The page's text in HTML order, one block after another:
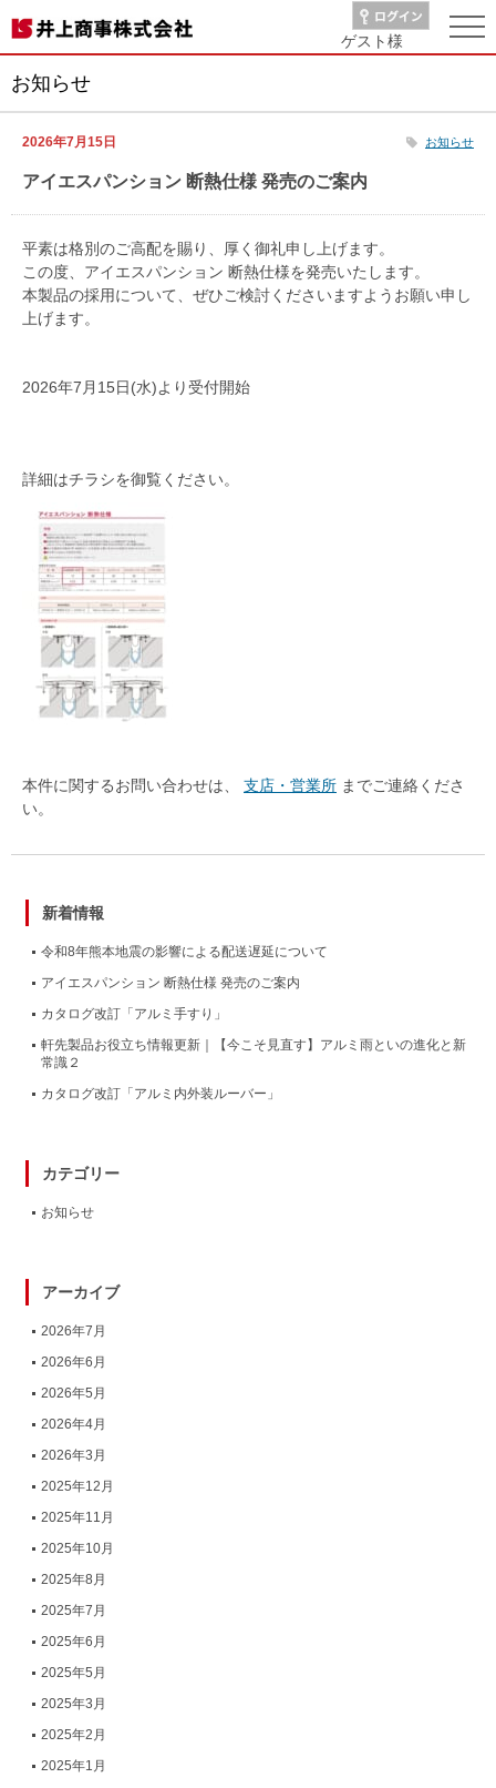
ゲスト様
お知らせ
2026年7月15日 お知らせ
アイエスパンション 断熱仕様 発売のご案内
平素は格別のご高配を賜り、厚く御礼申し上げます。
この度、アイエスパンション 断熱仕様を発売いたします。
本製品の採用について、ぜひご検討くださいますようお願い申し
上げます。
2026年7月15日(水)より受付開始
詳細はチラシを御覧ください。
本件に関するお問い合わせは、 支店・営業所 までご連絡くださ
い。
新着情報
令和8年熊本地震の影響による配送遅延について
アイエスパンション 断熱仕様 発売のご案内
カタログ改訂「アルミ手すり」
軒先製品お役立ち情報更新｜【今こそ見直す】アルミ雨といの進化と新
常識２
カタログ改訂「アルミ内外装ルーバー」
カテゴリー
お知らせ
アーカイブ
2026年7月
2026年6月
2026年5月
2026年4月
2026年3月
2025年12月
2025年11月
2025年10月
2025年8月
2025年7月
2025年6月
2025年5月
2025年3月
2025年2月
2025年1月